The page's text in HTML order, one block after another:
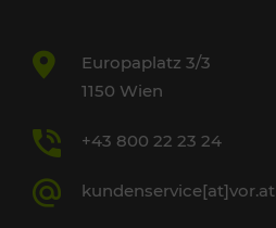
Europaplatz 3/3
1150 Wien
+43 800 22 23 24
kundenservice[at]vor.at